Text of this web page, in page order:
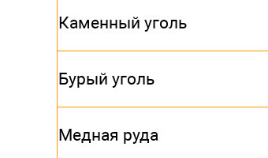
Каменный уголь
Бурый уголь
Медная руда